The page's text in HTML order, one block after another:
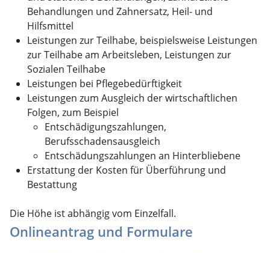
Behandlungen und Zahnersatz, Heil- und
Hilfsmittel
Leistungen zur Teilhabe, beispielsweise Leistungen
zur Teilhabe am Arbeitsleben, Leistungen zur
Sozialen Teilhabe
Leistungen bei Pflegebedürftigkeit
Leistungen zum Ausgleich der wirtschaftlichen
Folgen, zum Beispiel
Entschädigungszahlungen,
Berufsschadensausgleich
Entschädungszahlungen an Hinterbliebene
Erstattung der Kosten für Überführung und
Bestattung
Die Höhe ist abhängig vom Einzelfall.
Onlineantrag und Formulare